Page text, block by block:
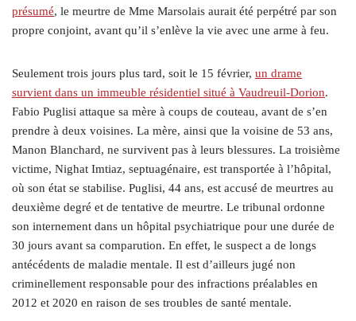
présumé, le meurtre de Mme Marsolais aurait été perpétré par son
propre conjoint, avant qu’il s’enlève la vie avec une arme à feu.
Seulement trois jours plus tard, soit le 15 février, un drame
survient dans un immeuble résidentiel situé à Vaudreuil-Dorion.
Fabio Puglisi attaque sa mère à coups de couteau, avant de s’en
prendre à deux voisines. La mère, ainsi que la voisine de 53 ans,
Manon Blanchard, ne survivent pas à leurs blessures. La troisième
victime, Nighat Imtiaz, septuagénaire, est transportée à l’hôpital,
où son état se stabilise. Puglisi, 44 ans, est accusé de meurtres au
deuxième degré et de tentative de meurtre. Le tribunal ordonne
son internement dans un hôpital psychiatrique pour une durée de
30 jours avant sa comparution. En effet, le suspect a de longs
antécédents de maladie mentale. Il est d’ailleurs jugé non
criminellement responsable pour des infractions préalables en
2012 et 2020 en raison de ses troubles de santé mentale.